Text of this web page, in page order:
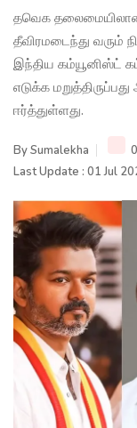
தவெக தலைமையிலான
தீவிரமடைந்து வரும்
இந்திய கம்யூனிஸ்ட்
எடுக்க
ஈர்த்துள்ளது.
BySumalekha
Last Update : 01 Jul